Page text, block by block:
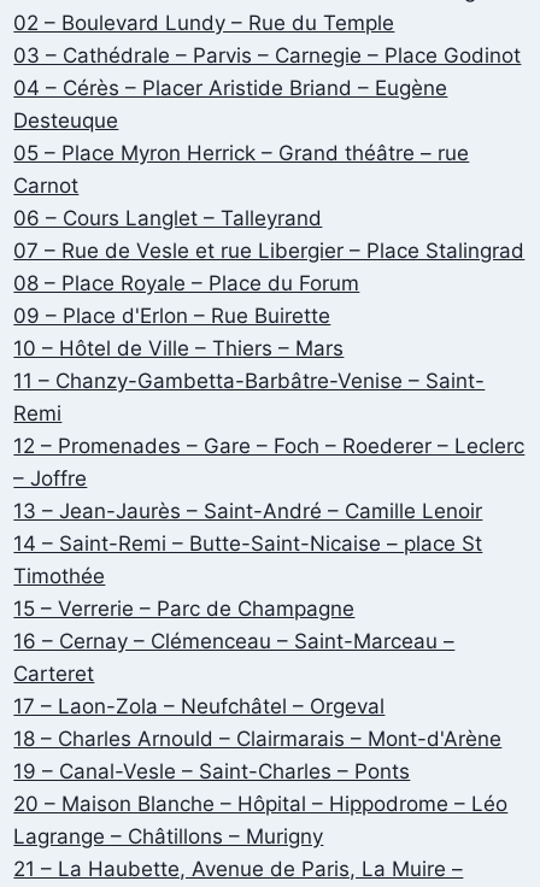
02 – Boulevard Lundy – Rue du Temple
03 – Cathédrale – Parvis – Carnegie – Place Godinot
04 – Cérès – Placer Aristide Briand – Eugène
Desteuque
05 – Place Myron Herrick – Grand théâtre – rue
Carnot
06 – Cours Langlet – Talleyrand
07 – Rue de Vesle et rue Libergier – Place Stalingrad
08 – Place Royale – Place du Forum
09 – Place d'Erlon – Rue Buirette
10 – Hôtel de Ville – Thiers – Mars
11 – Chanzy-Gambetta-Barbâtre-Venise – Saint-
Remi
12 – Promenades – Gare – Foch – Roederer – Leclerc
– Joffre
13 – Jean-Jaurès – Saint-André – Camille Lenoir
14 – Saint-Remi – Butte-Saint-Nicaise – place St
Timothée
15 – Verrerie – Parc de Champagne
16 – Cernay – Clémenceau – Saint-Marceau –
Carteret
17 – Laon-Zola – Neufchâtel – Orgeval
18 – Charles Arnould – Clairmarais – Mont-d'Arène
19 – Canal-Vesle – Saint-Charles – Ponts
20 – Maison Blanche – Hôpital – Hippodrome – Léo
Lagrange – Châtillons – Murigny
21 – La Haubette, Avenue de Paris, La Muire –